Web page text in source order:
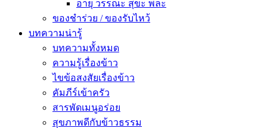
อายุ วรรณะ สุขะ พละ
ของชำร่วย / ของรับไหว้
บทความน่ารู้
บทความทั้งหมด
ความรู้เรื่องข้าว
ไขข้อสงสัยเรื่องข้าว
คัมภีร์เข้าครัว
สารพัดเมนูอร่อย
สุขภาพดีกับข้าวธรรม